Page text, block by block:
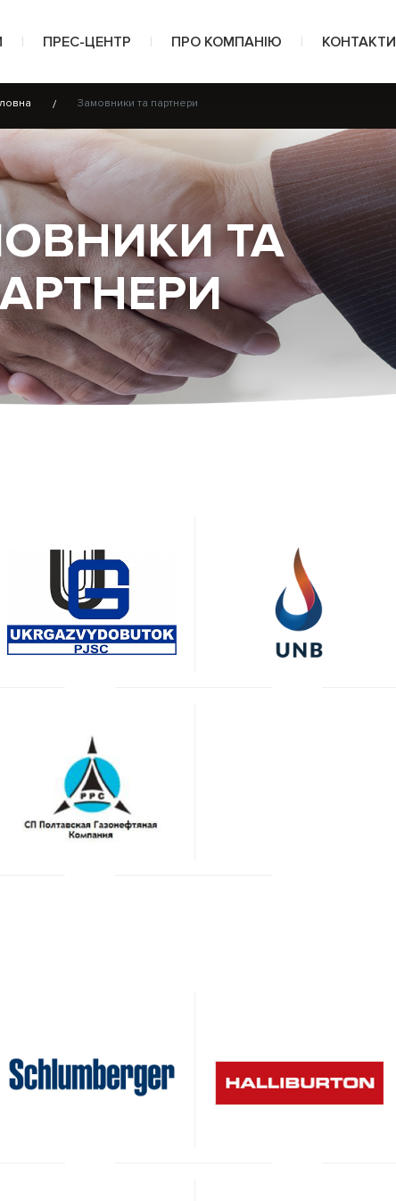
на споруджування свердловин
буріння
та спеціальні рідини
ремонт свердловин і колтюбінгові технології
управління проєктами
праці та промислова безпека
та охорона навколишнього середовища
ПРЕС-ЦЕНТР
Новини
Фото
Відео
ПРО КОМПАНІЮ
Про нас
Сертифікати
Замовники та партнери
Відгуки та рекомендації
Документи
КОНТАКТИ
Замовники та партнери
ТА